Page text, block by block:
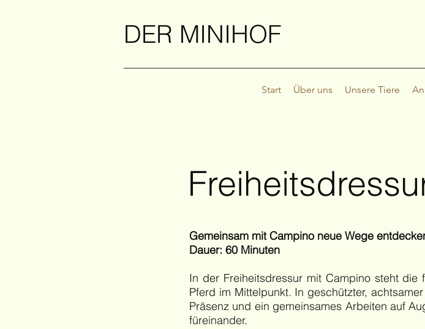
DER MINIHOF
Start Über uns Unsere Tiere
Gemeinsam mit Campino neue Wege
Dauer: 60 Minuten
In der Freiheitsdressur mit Campino steht
Pferd im Mittelpunkt. In geschützter,
Präsenz und ein gemeinsames Arbeiten auf
füreinander.